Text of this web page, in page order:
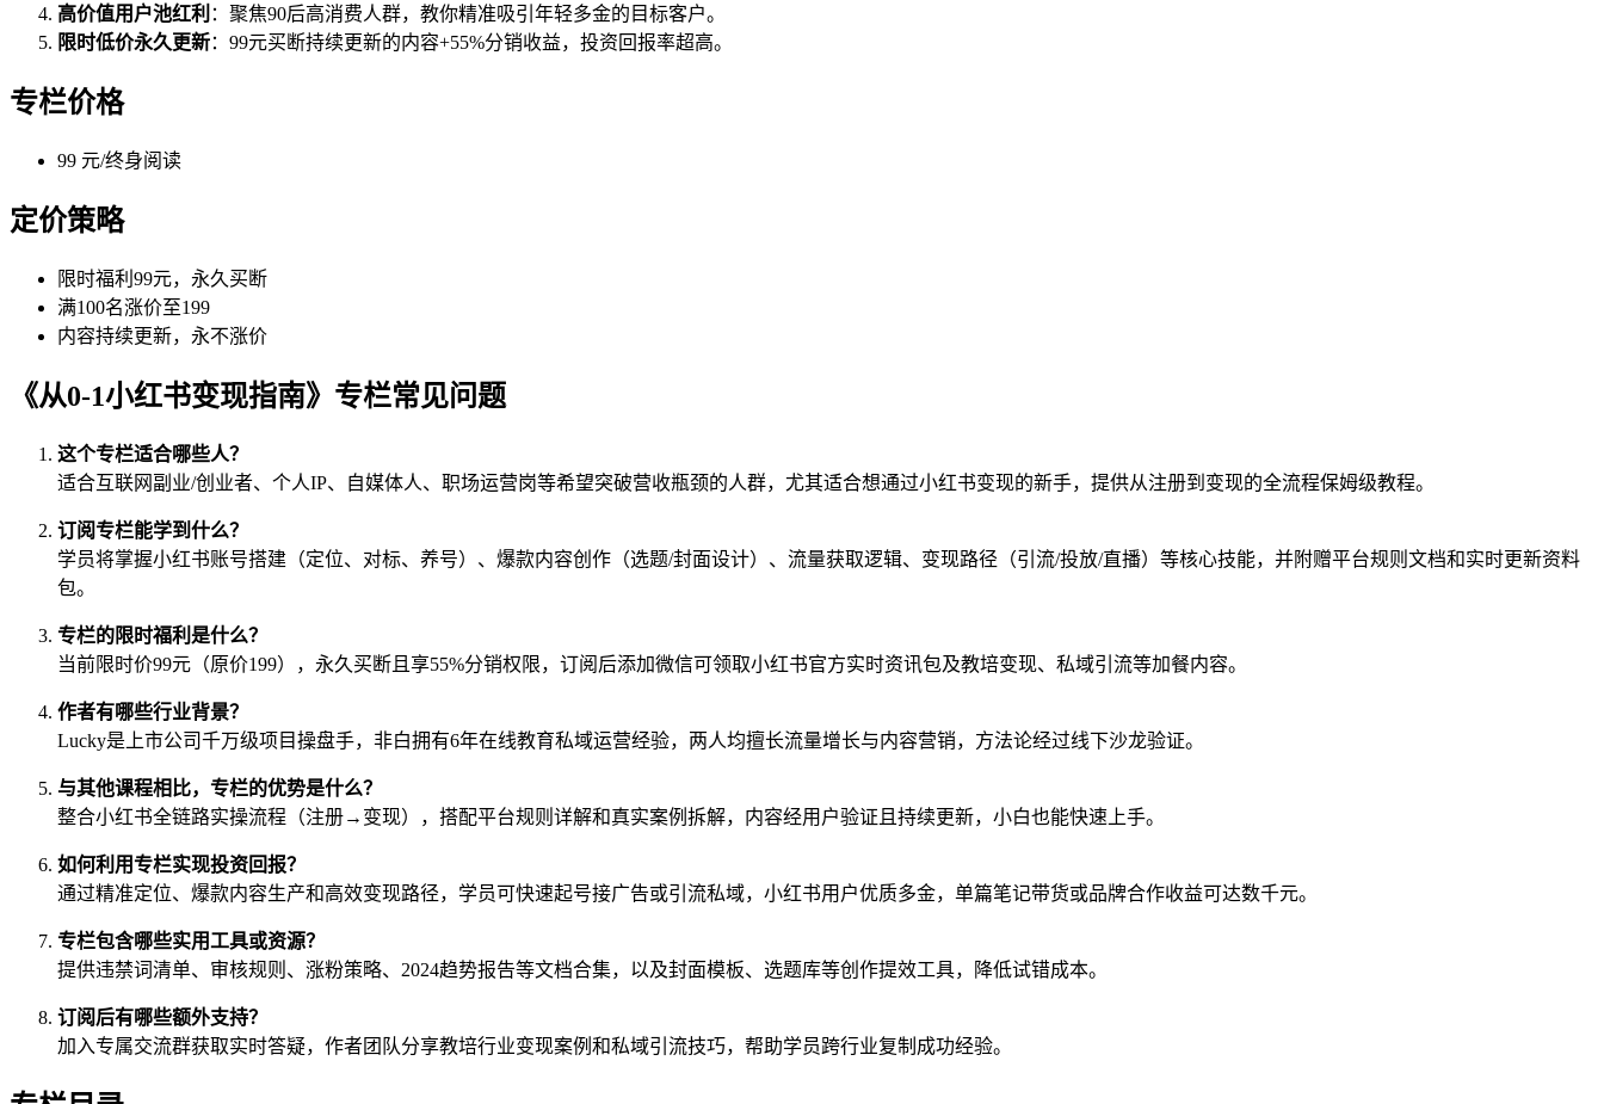
高价值用户池红利 ：聚焦90后高消费人群，教你精准吸引年轻多金的目标客户。
限时低价永久更新：99元买断持续更新的内容+55%分销收益，投资回报率超高。
专栏价格
99 元/终身阅读
定价策略
限时福利99元，永久买断
满100名涨价至199
内容持续更新，永不涨价
《从0-1小红书变现指南》专栏常见问题
这个专栏适合哪些人？
适合互联网副业/创业者、个人IP、自媒体人、职场运营岗等希望突破营收瓶颈的人群，尤其适合想通过小红书变现的新手，提供从注册到变现的全流程保姆级教程。
订阅专栏能学到什么？
学员将掌握小红书账号搭建（定位、对标、养号）、爆款内容创作（选题/封面设计）、流量获取逻辑、变现路径（引流/投放/直播）等核心技能，并附赠平台规则文档和实时更新资料
包。
专栏的限时福利是什么？
当前限时价99元（原价199），永久买断且享55%分销权限，订阅后添加微信可领取小红书官方实时资讯包及教培变现、私域引流等加餐内容。
作者有哪些行业背景？
Lucky是上市公司千万级项目操盘手，非白拥有6年在线教育私域运营经验，两人均擅长流量增长与内容营销，方法论经过线下沙龙验证。
与其他课程相比，专栏的优势是什么？
整合小红书全链路实操流程（注册→变现），搭配平台规则详解和真实案例拆解，内容经用户验证且持续更新，小白也能快速上手。
如何利用专栏实现投资回报？
通过精准定位、爆款内容生产和高效变现路径，学员可快速起号接广告或引流私域，小红书用户优质多金，单篇笔记带货或品牌合作收益可达数千元。
专栏包含哪些实用工具或资源？
提供违禁词清单、审核规则、涨粉策略、2024趋势报告等文档合集，以及封面模板、选题库等创作提效工具，降低试错成本。
订阅后有哪些额外支持？
加入专属交流群获取实时答疑，作者团队分享教培行业变现案例和私域引流技巧，帮助学员跨行业复制成功经验。